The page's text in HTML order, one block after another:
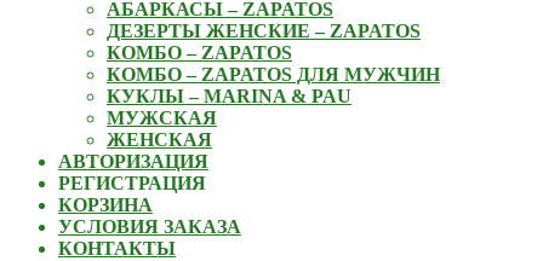
АБАРКАСЫ – ZAPATOS
ДЕЗЕРТЫ ЖЕНСКИЕ – ZAPATOS
КОМБО – ZAPATOS
КОМБО – ZAPATOS ДЛЯ МУЖЧИН
КУКЛЫ – MARINA & PAU
МУЖСКАЯ
ЖЕНСКАЯ
АВТОРИЗАЦИЯ
РЕГИСТРАЦИЯ
КОРЗИНА
УСЛОВИЯ ЗАКАЗА
КОНТАКТЫ